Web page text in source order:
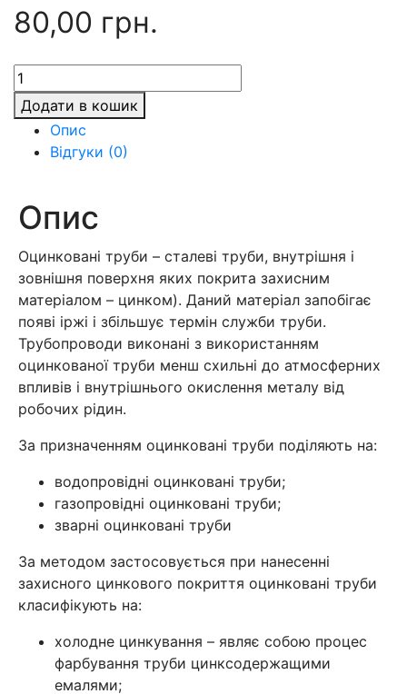
80,00 грн.
ГОСТ
10705
Труба
кількість
Додати в кошик
Опис
Відгуки (0)
Опис
Оцинковані труби – сталеві труби, внутрішня і
зовнішня поверхня яких покрита захисним
матеріалом – цинком). Даний матеріал запобігає
появі іржі і збільшує термін служби труби.
Трубопроводи виконані з використанням
оцинкованої труби менш схильні до атмосферних
впливів і внутрішнього окислення металу від
робочих рідин.
За призначенням оцинковані труби поділяють на:
водопровідні оцинковані труби;
газопровідні оцинковані труби;
зварні оцинковані труби
За методом застосовується при нанесенні
захисного цинкового покриття оцинковані труби
класифікують на:
холодне цинкування – являє собою процес
фарбування труби цинксодержащими
емалями;